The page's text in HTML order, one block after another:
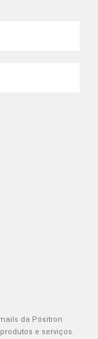
da Pósitron
e serviços.